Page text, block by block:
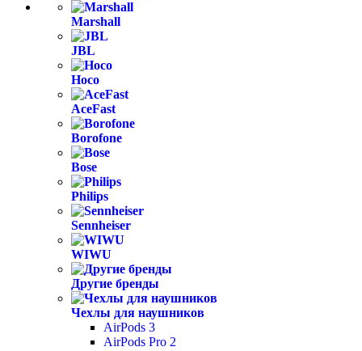
Marshall
JBL
Hoco
AceFast
Borofone
Bose
Philips
Sennheiser
WIWU
Другие бренды
Чехлы для наушников
AirPods 3
AirPods Pro 2